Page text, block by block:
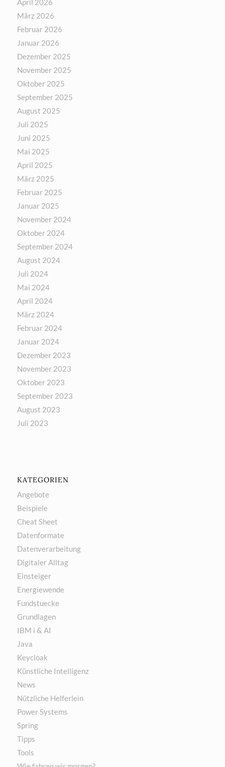
April 2026
März 2026
Februar 2026
Januar 2026
Dezember 2025
November 2025
Oktober 2025
September 2025
August 2025
Juli 2025
Juni 2025
Mai 2025
April 2025
März 2025
Februar 2025
Januar 2025
November 2024
Oktober 2024
September 2024
August 2024
Juli 2024
Mai 2024
April 2024
März 2024
Februar 2024
Januar 2024
Dezember 2023
November 2023
Oktober 2023
September 2023
August 2023
Juli 2023
KATEGORIEN
Angebote
Beispiele
Cheat Sheet
Datenformate
Datenverarbeitung
Digitaler Alltag
Einsteiger
Energiewende
Fundstuecke
Grundlagen
IBM i & AI
Java
Keycloak
Künstliche Intelligenz
News
Nützliche Helferlein
Power Systems
Spring
Tipps
Tools